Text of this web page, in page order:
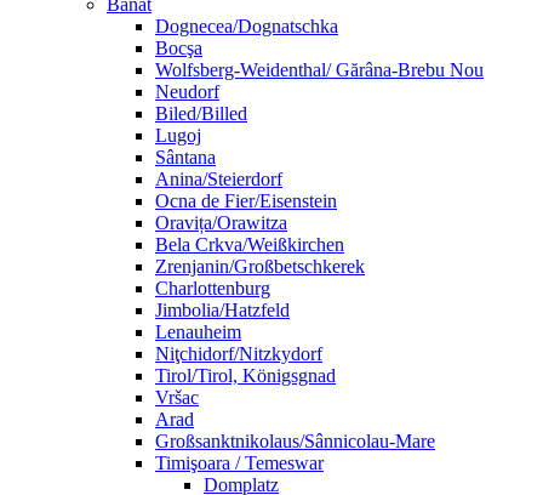
Banat
Dognecea/Dognatschka
Bocşa
Wolfsberg-Weidenthal/ Gărâna-Brebu Nou
Neudorf
Biled/Billed
Lugoj
Sântana
Anina/Steierdorf
Ocna de Fier/Eisenstein
Oravița/Orawitza
Bela Crkva/Weißkirchen
Zrenjanin/Großbetschkerek
Charlottenburg
Jimbolia/Hatzfeld
Lenauheim
Niţchidorf/Nitzkydorf
Tirol/Tirol, Königsgnad
Vršac
Arad
Großsanktnikolaus/Sânnicolau-Mare
Timişoara / Temeswar
Domplatz